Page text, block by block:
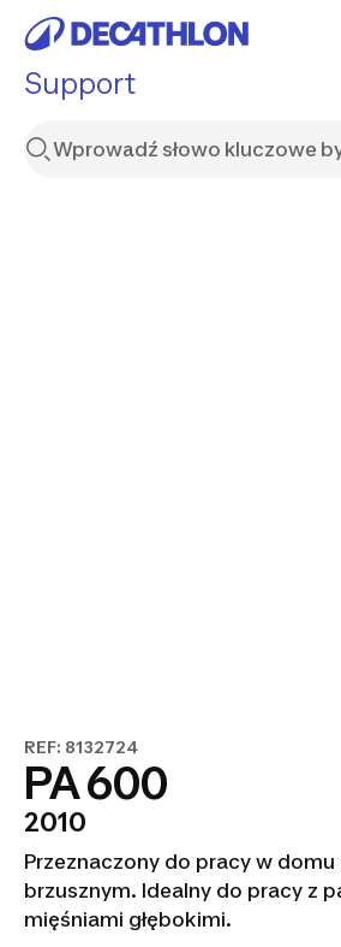
Support
REF: 8132724
PA 600
2010
Przeznaczony do pracy w domu
brzusznym. Idealny do pracy z
mięśniami głębokimi.